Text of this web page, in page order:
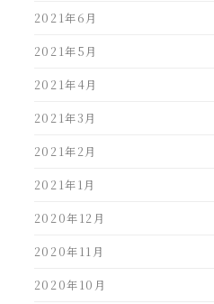
2021年6月
2021年5月
2021年4月
2021年3月
2021年2月
2021年1月
2020年12月
2020年11月
2020年10月